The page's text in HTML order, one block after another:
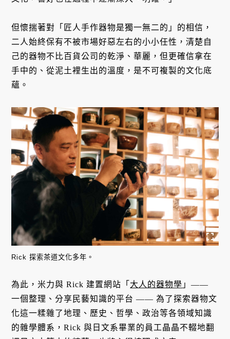
但懷揣著對「匠人手作器物是獨一無二的」的相信，
二人始終保有不被市場好惡左右的小小任性，清楚自
己的器物不比百貨公司的乾淨、華麗，但更確信拿在
手中的、從泥土裡生出的溫度，是不可複製的文化底
蘊。
Rick 探索茶道文化多年。
為此，米力與 Rick 建置網站「 大人的器物學 」——
一個整理、分享民藝知識的平台 —— 為了探索器物文
化這一糅雜了地理、歷史、哲學、政治等各領域知識
的雜學體系，Rick 與日文系畢業的員工晶晶不輟地翻